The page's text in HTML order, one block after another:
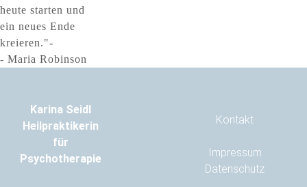
heute starten und
ein neues Ende
kreieren."-
- Maria Robinson
Karina Seidl
Heilpraktikerin
für
Psychotherapie
Kontakt
Impressum
Datenschutz